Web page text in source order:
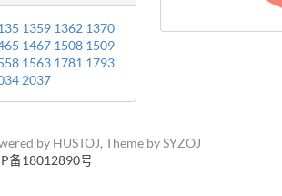
1359 1362 1370
1467 1508 1509
1563 1781 1793
2037
by HUSTOJ, Theme bySYZOJ
备18012890号